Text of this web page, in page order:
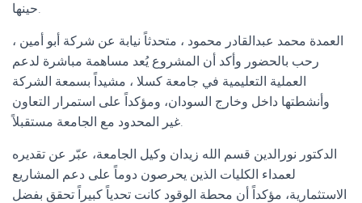
حينها.
العمدة محمد عبدالقادر محمود ، متحدثاً نيابة عن شركة أبو أمين ،
رحب بالحضور وأكد أن المشروع يُعد مساهمة مباشرة لدعم
العملية التعليمية في جامعة كسلا ، مشيداً بسمعة الشركة
وأنشطتها داخل وخارج السودان، ومؤكداً على استمرار التعاون
غير المحدود مع الجامعة مستقبلاً.
الدكتور نورالدين قسم الله زيدان وكيل الجامعة، عبّر عن تقديره
لعمداء الكليات الذين يحرصون دوماً على دعم المشاريع
الاستثمارية، مؤكداً أن محطة الوقود كانت تحدياً كبيراً تحقق بفضل